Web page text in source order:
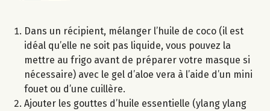
Dans un récipient, mélanger l’huile de coco (il est
idéal qu’elle ne soit pas liquide, vous pouvez la
mettre au frigo avant de préparer votre masque si
nécessaire) avec le gel d’aloe vera à l’aide d’un mini
fouet ou d’une cuillère.
Ajouter les gouttes d’huile essentielle (ylang ylang